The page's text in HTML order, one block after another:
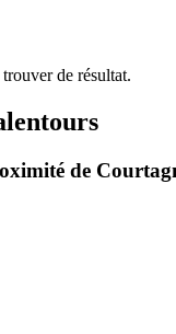
de résultat.
de